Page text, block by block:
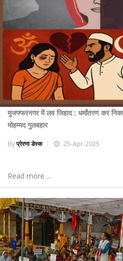
मुजफ्फरनगर में लव जिहाद : धर्मांतरण कर
मोहम्मद गुलबहार
Byप्रेरणा डेस्क 25-Apr-2025
Read more ...